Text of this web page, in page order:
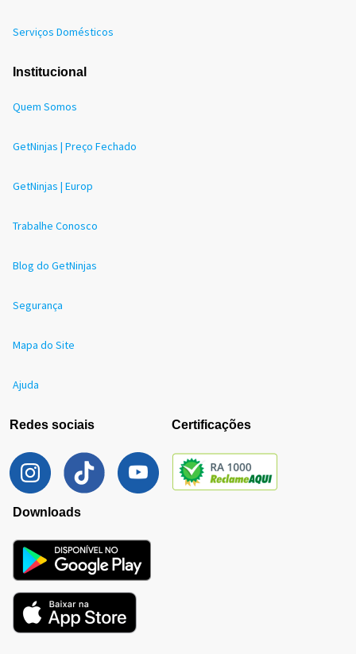
Serviços Domésticos
Institucional
Quem Somos
GetNinjas | Preço Fechado
GetNinjas | Europ
Trabalhe Conosco
Blog do GetNinjas
Segurança
Mapa do Site
Ajuda
Redes sociais Certificações
Downloads